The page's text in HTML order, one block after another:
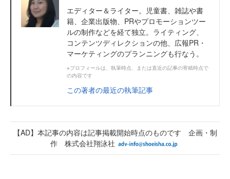
エディター＆ライター。児童書、雑誌や書
籍、企業出版物、PRやプロモーションツー
ルの制作などを経て独立。ライティング、
コンテンツディレクションの他、広報PR・
マーケティングのプランニングも行なう。
※プロフィールは、執筆時点、または直近の記事の寄稿時点で
の内容です
この著者の最近の執筆記事
【AD】本記事の内容は記事掲載開始時点のものです 企画・制
作 株式会社翔泳社